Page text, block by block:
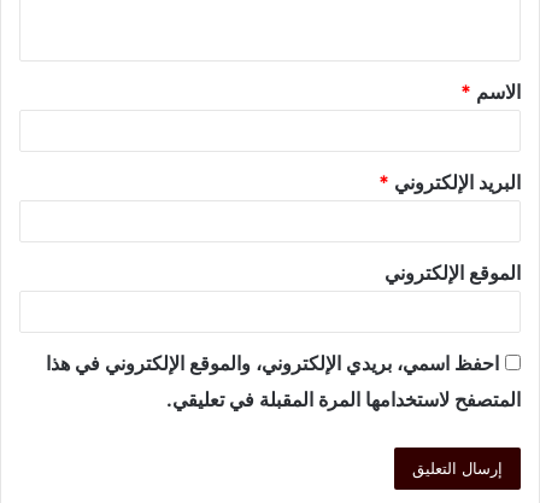
الاسم *
البريد الإلكتروني *
الموقع الإلكتروني
احفظ اسمي، بريدي الإلكتروني، والموقع الإلكتروني في هذا
المتصفح لاستخدامها المرة المقبلة في تعليقي.